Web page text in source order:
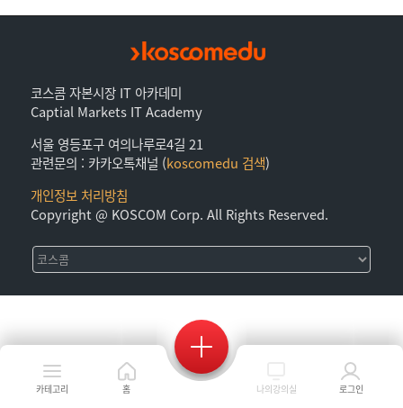
코스콤 자본시장 IT 아카데미
Captial Markets IT Academy
서울 영등포구 여의나루로4길 21
관련문의 : 카카오톡채널 (koscomedu 검색)
개인정보 처리방침
Copyright @ KOSCOM Corp. All Rights Reserved.
카테고리 홈 나의강의실 로그인